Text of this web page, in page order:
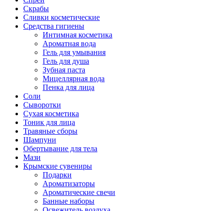
Скрабы
Сливки косметические
Средства гигиены
Интимная косметика
Ароматная вода
Гель для умывания
Гель для душа
Зубная паста
Мицеллярная вода
Пенка для лица
Соли
Сыворотки
Сухая косметика
Тоник для лица
Травяные сборы
Шампуни
Обертывание для тела
Мази
Крымские сувениры
Подарки
Ароматизаторы
Ароматические свечи
Банные наборы